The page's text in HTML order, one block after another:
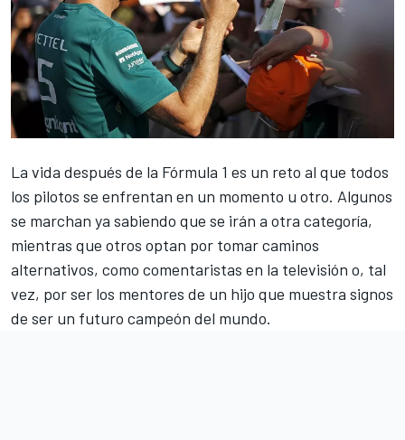
La vida después de la Fórmula 1 es un reto al que todos
los pilotos se enfrentan en un momento u otro. Algunos
se marchan ya sabiendo que se irán a otra categoría,
mientras que otros optan por tomar caminos
alternativos, como comentaristas en la televisión o, tal
vez, por ser los mentores de un hijo que muestra signos
de ser un futuro campeón del mundo.